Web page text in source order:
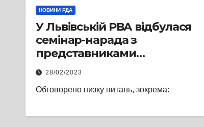
НОВИНИ РДА
У Львівській РВА відбулася
семінар-нарада з
представниками
територіальних громад щодо
питань цивільного захисту
28/02/2023
Обговорено низку питань, зокрема: